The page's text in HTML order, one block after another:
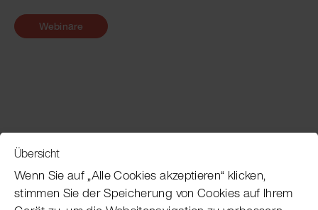
Webinare
Übersicht
Wenn Sie auf „Alle Cookies akzeptieren“ klicken,
stimmen Sie der Speicherung von Cookies auf Ihrem